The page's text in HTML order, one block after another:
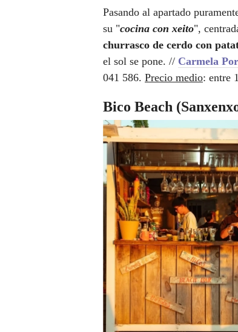
Pasando al apartado
su "cocina con xeito",
churrasco de cerdo con
el sol se pone. // Carmela
041 586. Precio medio: entre
Bico Beach